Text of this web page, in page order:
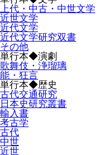
上代・中古・中世文学
近世文学
近代文学
近代文学研究双書
その他
単行本◆演劇
歌舞伎・浄瑠璃
能・狂言
単行本◆歴史
古代交通研究
日本史研究叢書
輸入書
考古学
古代
中世
近世